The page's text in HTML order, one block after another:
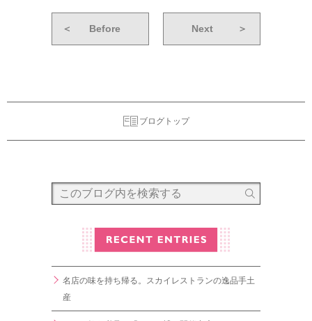
＜ Before Next ＞
ブログトップ
名店の味を持ち帰る。スカイレストランの逸品手土
産